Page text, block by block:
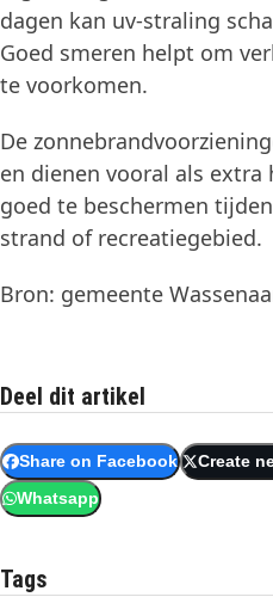
dagen kan uv-straling
Goed smeren helpt om
te voorkomen.
De
en dienen vooral als
goed te beschermen
strand of recreatiegebied.
Bron: gemeente
Deel dit artikel
Share on Facebook Create
Whatsapp
Tags